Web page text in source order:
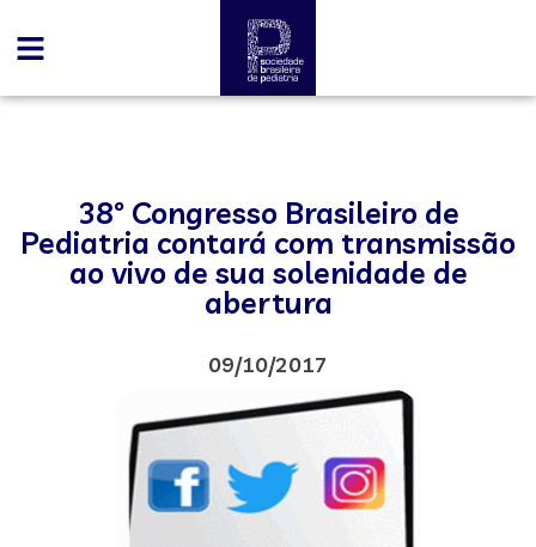
38º Congresso Brasileiro de
Pediatria contará com transmissão
ao vivo de sua solenidade de
abertura
09/10/2017